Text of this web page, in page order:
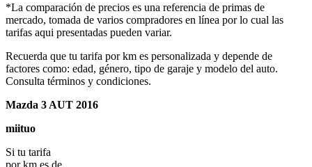
*La comparación de precios es una referencia de primas de
mercado, tomada de varios compradores en línea por lo cual las
tarifas aqui presentadas pueden variar.
Recuerda que tu tarifa por km es personalizada y depende de
factores como: edad, género, tipo de garaje y modelo del auto.
Consulta términos y condiciones.
Mazda 3 AUT 2016
miituo
Si tu tarifa
por km es de